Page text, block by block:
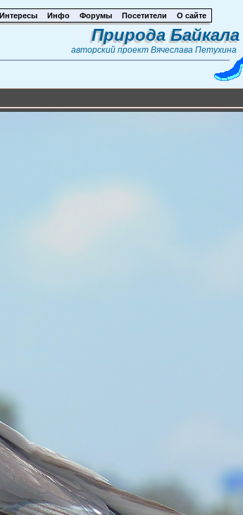
Интересы Инфо Форумы Посетители О сайте
Природа Байкала
авторский проект Вячеслава Петухина